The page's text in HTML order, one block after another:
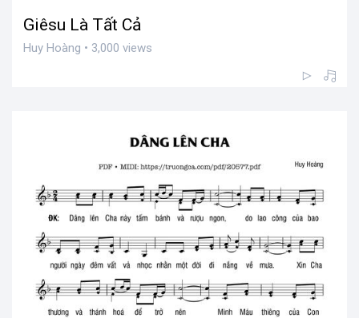
Giêsu Là Tất Cả
Huy Hoàng • 3,000 views